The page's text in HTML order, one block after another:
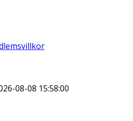
08-08 15:58:00